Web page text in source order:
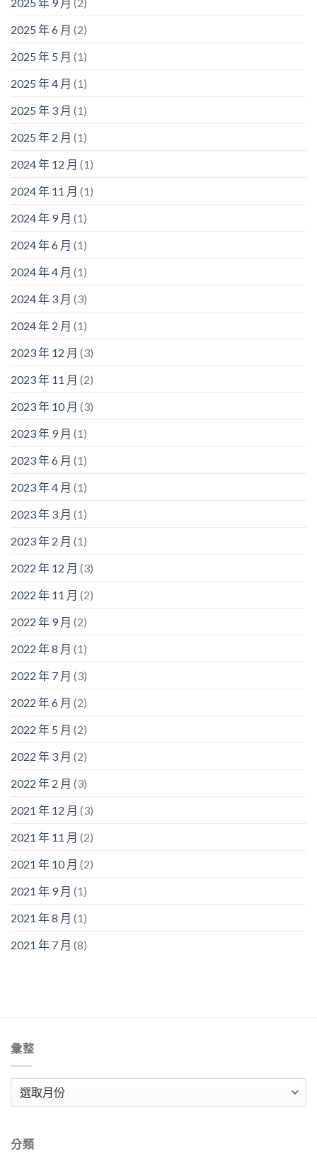
2025 年 9 月 (2)
2025 年 6 月 (2)
2025 年 5 月 (1)
2025 年 4 月 (1)
2025 年 3 月 (1)
2025 年 2 月 (1)
2024 年 12 月 (1)
2024 年 11 月 (1)
2024 年 9 月 (1)
2024 年 6 月 (1)
2024 年 4 月 (1)
2024 年 3 月 (3)
2024 年 2 月 (1)
2023 年 12 月 (3)
2023 年 11 月 (2)
2023 年 10 月 (3)
2023 年 9 月 (1)
2023 年 6 月 (1)
2023 年 4 月 (1)
2023 年 3 月 (1)
2023 年 2 月 (1)
2022 年 12 月 (3)
2022 年 11 月 (2)
2022 年 9 月 (2)
2022 年 8 月 (1)
2022 年 7 月 (3)
2022 年 6 月 (2)
2022 年 5 月 (2)
2022 年 3 月 (2)
2022 年 2 月 (3)
2021 年 12 月 (3)
2021 年 11 月 (2)
2021 年 10 月 (2)
2021 年 9 月 (1)
2021 年 8 月 (1)
2021 年 7 月 (8)
彙整
分類